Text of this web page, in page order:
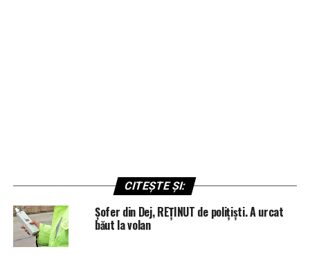
CITEȘTE ȘI:
Șofer din Dej, REȚINUT de polițiști. A urcat
băut la volan